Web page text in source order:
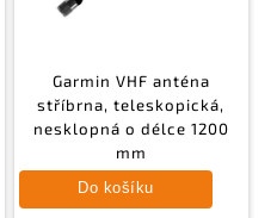
Garmin VHF anténa
stříbrna, teleskopická,
nesklopná o délce 1200
mm
Do košíku